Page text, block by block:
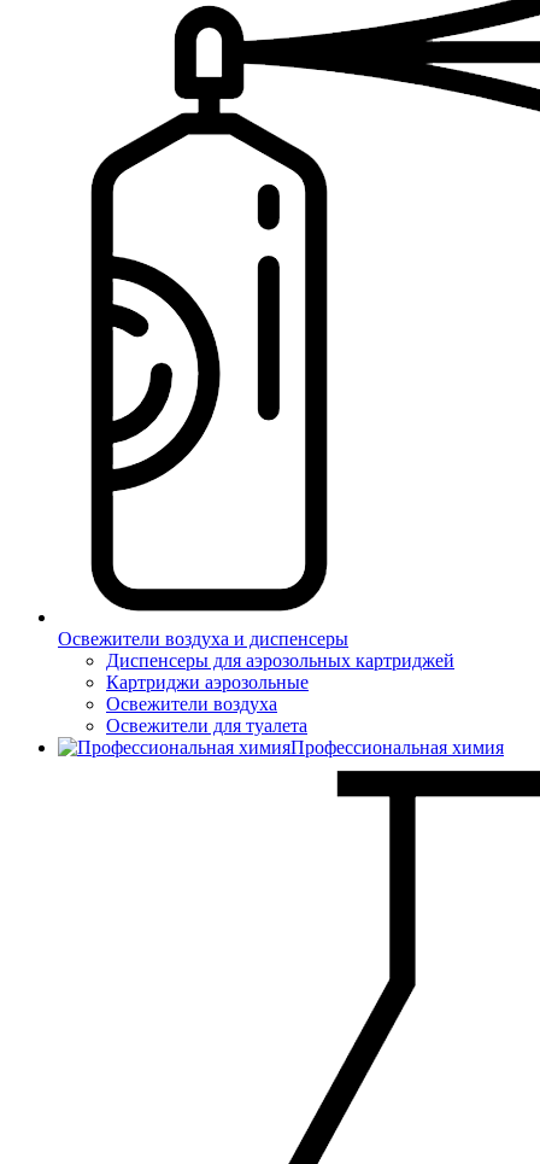
Освежители воздуха и диспенсеры
Диспенсеры для аэрозольных картриджей
Картриджи аэрозольные
Освежители воздуха
Освежители для туалета
Профессиональная химия